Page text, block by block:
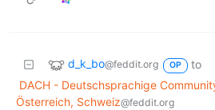
d_k_bo@feddit.org OP
to
DACH - Deutschsprachige
Österreich, Schweiz@feddit.org